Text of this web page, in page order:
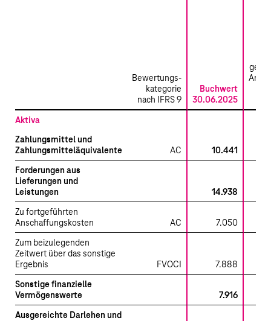
Bewertungs­
kategorie
nach IFRS 9
Buchwert
30.06.2025
Aktiva
Zahlungsmittel und
Zahlungsmitteläquivalente
AC 10.441
Forderungen aus
Lieferungen und
Leistungen
14.938
Zu fortgeführten
Anschaffungskosten
AC 7.050
Zum beizulegenden
Zeitwert über das sonstige
Ergebnis
FVOCI 7.888
Sonstige finanzielle
Vermögenswerte
7.916
Ausgereichte Darlehen und